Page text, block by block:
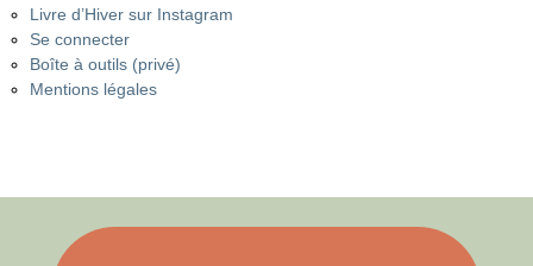
Livre d’Hiver sur Instagram
Se connecter
Boîte à outils (privé)
Mentions légales